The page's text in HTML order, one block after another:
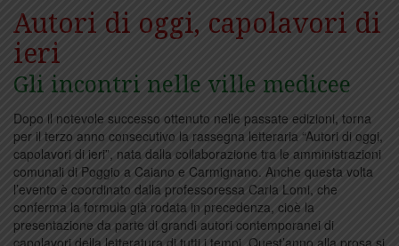
Autori di oggi, capolavori di
ieri
Gli incontri nelle ville medicee
Dopo il notevole successo ottenuto nelle passate edizioni, torna
per il terzo anno consecutivo la rassegna letteraria “Autori di oggi,
capolavori di ieri”, nata dalla collaborazione tra le amministrazioni
comunali di Poggio a Caiano e Carmignano. Anche questa volta
l’evento è coordinato dalla professoressa Carla Lomi, che
conferma la formula già rodata in precedenza, cioè la
presentazione da parte di grandi autori contemporanei di